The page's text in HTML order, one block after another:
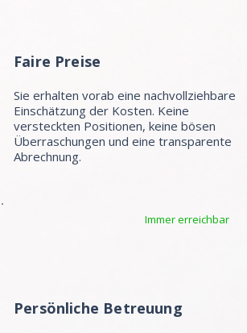
Faire Preise
Sie erhalten vorab eine nachvollziehbare
Einschätzung der Kosten. Keine
versteckten Positionen, keine bösen
Überraschungen und eine transparente
Abrechnung.
Immer erreichbar
Persönliche Betreuung